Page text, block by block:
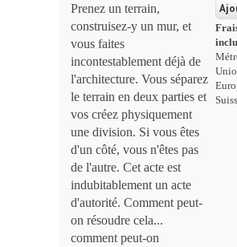
Prenez un terrain,
construisez-y un mur, et
vous faites
incontestablement déjà de
l'architecture. Vous séparez
le terrain en deux parties et
vos créez physiquement
une division. Si vous êtes
d'un côté, vous n'êtes pas
de l'autre. Cet acte est
indubitablement un acte
d'autorité. Comment peut-
on résoudre cela...
comment peut-on